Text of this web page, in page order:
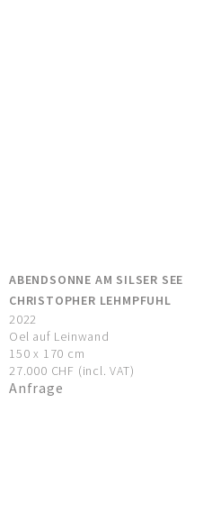
ABENDSONNE AM SILSER SEE
CHRISTOPHER LEHMPFUHL
2022
Oel auf Leinwand
150 x 170 cm
27.000 CHF (incl. VAT)
Anfrage